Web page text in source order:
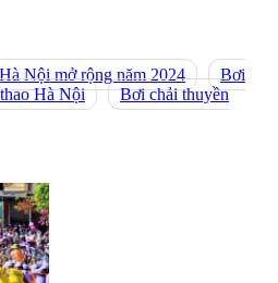
Nội mở rộng năm 2024
Bơi
Hà Nội
Bơi chải thuyền